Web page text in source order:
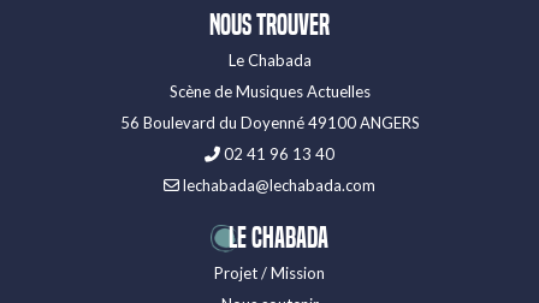
Nous trouver
Le Chabada
Scène de Musiques Actuelles
56 Boulevard du Doyenné 49100 ANGERS
02 41 96 13 40
lechabada@lechabada.com
LE CHABADA
Projet / Mission